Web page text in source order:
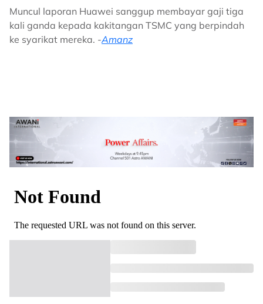
Muncul laporan Huawei sanggup membayar gaji tiga
kali ganda kepada kakitangan TSMC yang berpindah
ke syarikat mereka. -Amanz